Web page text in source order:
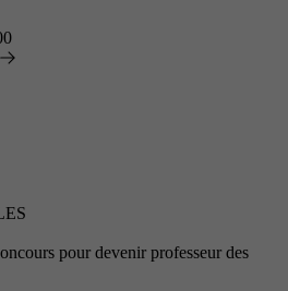
pour devenir professeur des